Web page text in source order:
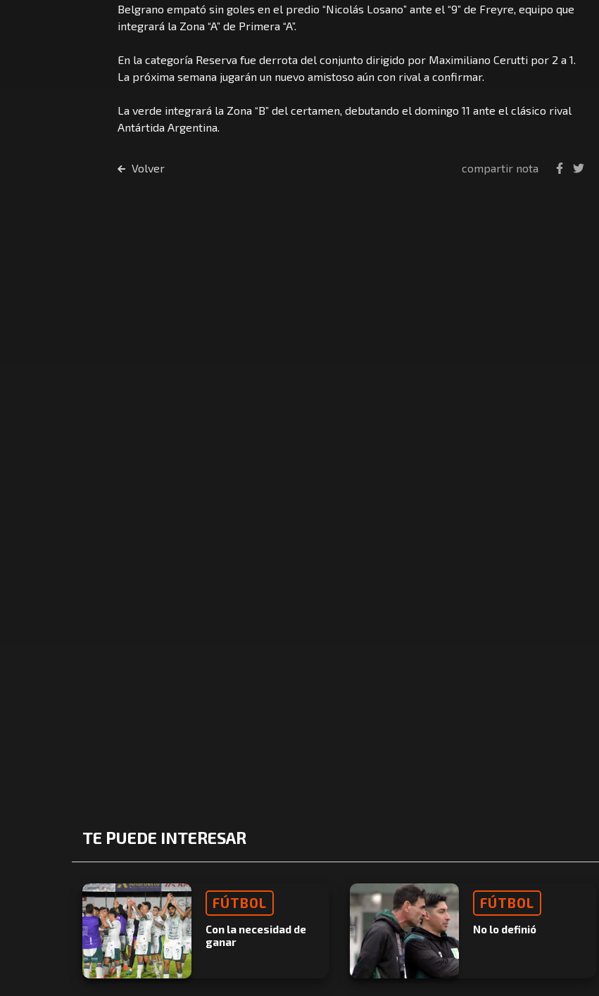
Belgrano empató sin goles en el predio “Nicolás Losano” ante el “9” de Freyre, equipo que
integrará la Zona “A” de Primera “A”.
En la categoría Reserva fue derrota del conjunto dirigido por Maximiliano Cerutti por 2 a 1.
La próxima semana jugarán un nuevo amistoso aún con rival a confirmar.
La verde integrará la Zona “B” del certamen, debutando el domingo 11 ante el clásico rival
Antártida Argentina.
Volver compartir nota
TE PUEDE INTERESAR
FÚTBOL
Con la necesidad de
ganar
FÚTBOL
No lo definió